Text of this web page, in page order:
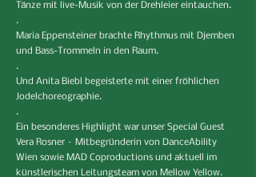
Tänze mit live-Musik von der Drehleier eintauchen.
.
Maria Eppensteiner brachte Rhythmus mit Djemben
und Bass-Trommeln in den Raum.
.
Und Anita Biebl begeisterte mit einer fröhlichen
Jodelchoreographie.
.
Ein besonderes Highlight war unser Special Guest
Vera Rosner – Mitbegründerin von DanceAbility
Wien sowie MAD Coproductions und aktuell im
künstlerischen Leitungsteam von Mellow Yellow.